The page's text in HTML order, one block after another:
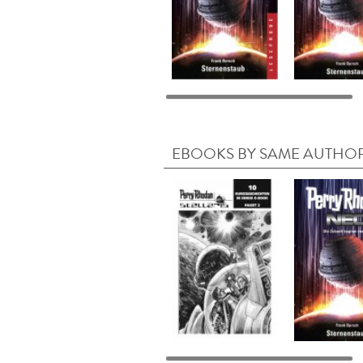
EBOOKS BY SAME